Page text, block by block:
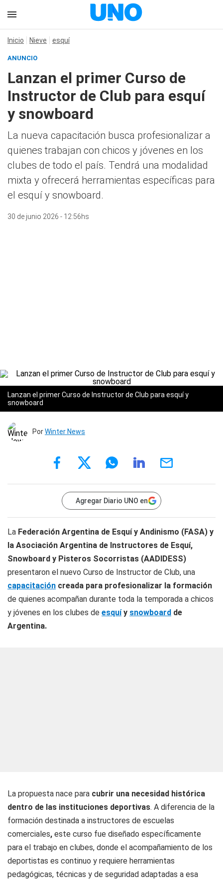
Inicio Nieve esquí
ANUNCIO
Lanzan el primer Curso de
Instructor de Club para esquí
y snowboard
La nueva capacitación busca profesionalizar a
quienes trabajan con chicos y jóvenes en los
clubes de todo el país. Tendrá una modalidad
mixta y ofrecerá herramientas específicas para
el esquí y snowboard.
30 de junio 2026 - 12:56hs
Lanzan el primer Curso de Instructor de Club para esquí y
snowboard
PorWinter News
Agregar Diario UNO en
La Federación Argentina de Esquí y Andinismo (FASA) y
la Asociación Argentina de Instructores de Esquí,
Snowboard y Pisteros Socorristas (AADIDESS)
presentaron el nuevo Curso de Instructor de Club, una
capacitación creada para profesionalizar la formación
de quienes acompañan durante toda la temporada a chicos
y jóvenes en los clubes de esquíy snowboard de
Argentina.
La propuesta nace para cubrir una necesidad histórica
dentro de las instituciones deportivas. A diferencia de la
formación destinada a instructores de escuelas
comerciales, este curso fue diseñado específicamente
para el trabajo en clubes, donde el acompañamiento de los
deportistas es continuo y requiere herramientas
pedagógicas, técnicas y de seguridad adaptadas a esa